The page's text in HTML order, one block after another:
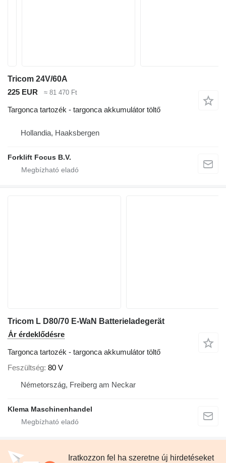
Tricom 24V/60A
225 EUR
≈ 81 470 Ft
Targonca tartozék - targonca akkumulátor töltő
Hollandia, Haaksbergen
Forklift Focus B.V.
Tricom L D80/70 E-WaN Batterieladegerät
Ár érdeklődésre
Targonca tartozék - targonca akkumulátor töltő
Feszültség 80 V
Németország, Freiberg am Neckar
Klema Maschinenhandel
Iratkozzon fel ha szeretne új hirdetéseket